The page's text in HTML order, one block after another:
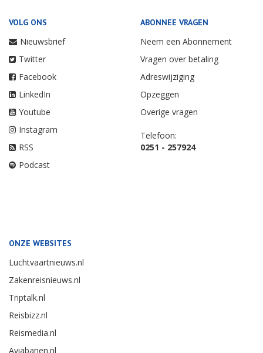
VOLG ONS
Nieuwsbrief
Twitter
Facebook
LinkedIn
Youtube
Instagram
RSS
Podcast
ABONNEE VRAGEN
Neem een Abonnement
Vragen over betaling
Adreswijziging
Opzeggen
Overige vragen
Telefoon:
0251 - 257924
ONZE WEBSITES
Luchtvaartnieuws.nl
Zakenreisnieuws.nl
Triptalk.nl
Reisbizz.nl
Reismedia.nl
Aviabanen.nl